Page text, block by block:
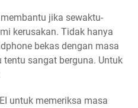
jika sewaktu-
kerusakan. Tidak hanya
bekas dengan masa
sangat berguna. Untuk
untuk memeriksa masa